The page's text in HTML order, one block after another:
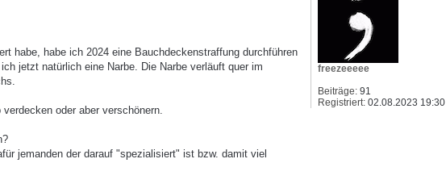
habe, habe ich 2024 eine Bauchdeckenstraffung durchführen
jetzt natürlich eine Narbe. Die Narbe verläuft quer im
oder aber verschönern.
jemanden der darauf "spezialisiert" ist bzw. damit viel
freezeeeee
Beiträge: 91
Registriert: 02.08.2023 19:30